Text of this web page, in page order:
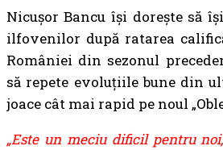
Nicușor Bancu își dorește să
ilfovenilor după ratarea
României din sezonul
să repete evoluțiile bune din
joace cât mai rapid pe noul
„Este un meciu dificil pentru